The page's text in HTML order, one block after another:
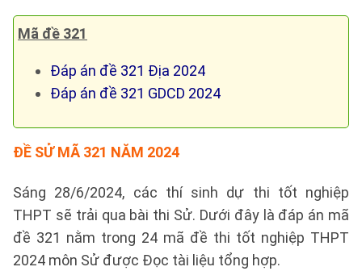
Mã đề 321
Đáp án đề 321 Địa 2024
Đáp án đề 321 GDCD 2024
ĐỀ SỬ MÃ 321 NĂM 2024
Sáng 28/6/2024, các thí sinh dự thi tốt nghiệp
THPT sẽ trải qua bài thi Sử. Dưới đây là đáp án mã
đề 321 nằm trong 24 mã đề thi tốt nghiệp THPT
2024 môn Sử được Đọc tài liệu tổng hợp.